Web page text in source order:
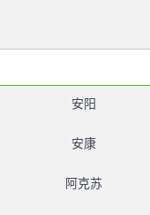
安阳
安康
阿克苏